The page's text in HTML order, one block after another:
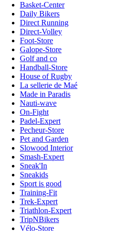
Basket-Center
Daily Bikers
Direct Running
Direct-Volley
Foot-Store
Galope-Store
Golf and co
Handball-Store
House of Rugby
La sellerie de Maé
Made in Paradis
Nauti-wave
On-Fight
Padel-Expert
Pecheur-Store
Pet and Garden
Slowood Interior
Smash-Expert
Sneak'In
Sneakids
Sport is good
Training-Fit
Trek-Expert
Triathlon-Expert
TripNBikers
Vélo-Store